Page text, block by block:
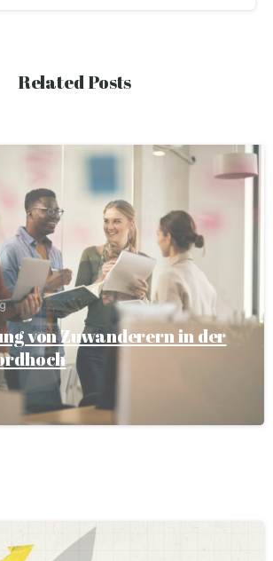
Related Posts
von Zuwanderern in der